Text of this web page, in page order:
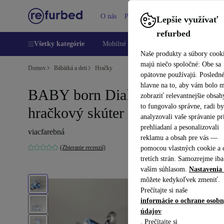
Lepšie využívať
refurbed
Naše produkty a súbory
majú niečo spoločné: Obe sa
opätovne používajú. Posledné
hlavne na to, aby vám bolo
zobraziť relevantnejšie
to fungovalo správne, radi
analyzovali vaše správanie
prehliadaní a pesonalizovali
reklamu a obsah pre vás —
pomocou vlastných cookie a
tretích strán. Samozrejme
vaším súhlasom. Nastavenia
môžete kedykoľvek zmeniť.
Prečítajte si naše
informácie o ochrane
údajov
. Prečítajte si
O nás Pomoc
Všetky kategórie Mobilné telefóny
Domov Bábätká a deti Hračky
BABY born Diaľkovo ovládaný
hračkový skúter pre bábiky
viacfarebná
(Zbieranie recenzií)